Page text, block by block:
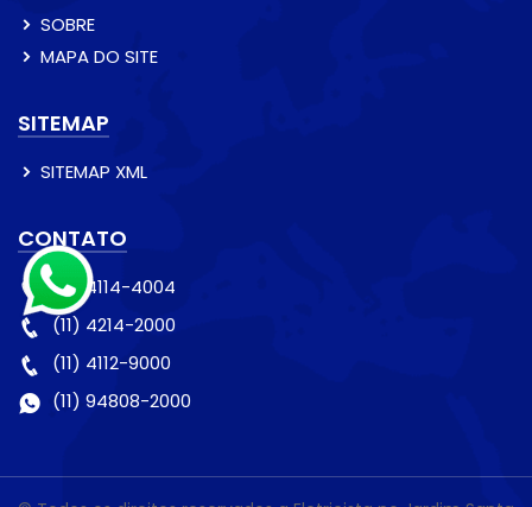
SOBRE
MAPA DO SITE
SITEMAP
SITEMAP XML
CONTATO
(11) 4114-4004
(11) 4214-2000
(11) 4112-9000
(11) 94808-2000